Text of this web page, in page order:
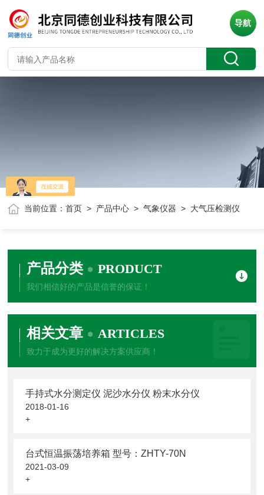
导航
当前位置：首页 > 产品中心 >气象仪器 > 大气压检测仪
产品分类 PRODUCT
我们相信好的产品是信誉的保证！
相关文章 ARTICLES
致力于成为更好的解决方案供应商！
手持式水分测定仪 泥沙水分仪 粉末水分仪
2018-01-16
+
台式恒温振荡培养箱 型号：ZHTY-70N
2021-03-09
+